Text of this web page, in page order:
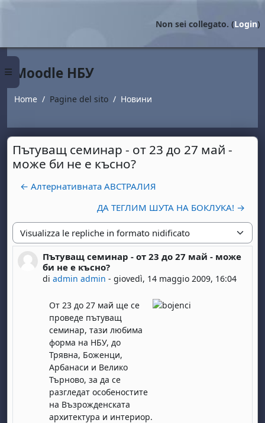
Pannello laterale
Non sei collegato. (Login)
Moodle НБУ
Home Pagine del sito Новини
Пътуващ семинар - от 23 до 27 май -
може би не е късно?
← Алтернативната АВСТРАЛИЯ
ДА ТЕГЛИМ ШУТА НА БОКЛУКА! →
Modalità visualizzazione
Пътуващ семинар - от 23 до 27 май - може
би не е късно?
diadmin admin -giovedì, 14 maggio 2009, 16:04
Numero di risposte: 0
От 23 до 27 май ще се
проведе пътуващ
семинар, тази любима
форма на НБУ, до
Трявна, Боженци,
Арбанаси и Велико
Търново, за да се
разгледат особеностите
на Възрожденската
архитектура и интериор.